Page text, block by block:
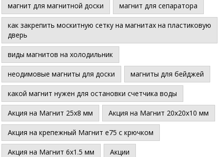
магнит для магнитной доски магнит для сепаратора
как закрепить москитную сетку на магнитах на пластиковую
дверь
виды магнитов на холодильник
неодимовые магниты для доски магниты для бейджей
какой магнит нужен для остановки счетчика воды
Акция на Магнит 25х8 мм Акция на Магнит 20х20х10 мм
Акция на крепежный Магнит е75 с крючком
Акция на Магнит 6х1.5 мм Акции